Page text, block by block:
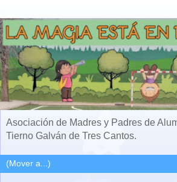
Asociación de Madres y Padres de
Tierno Galván de Tres Cantos.